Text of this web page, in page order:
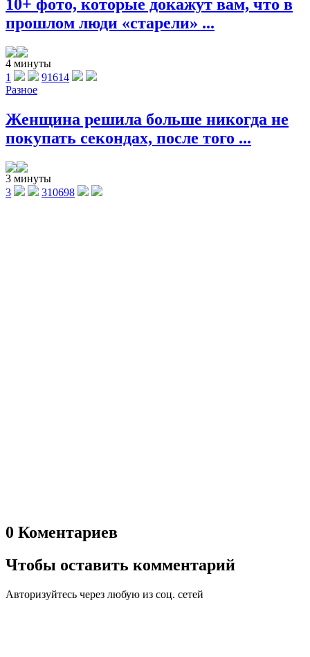
10+ фото, которые докажут вам, что в
прошлом люди «старели» ...
4 минуты
1
91614
Разное
Женщина решила больше никогда не
покупать секондах, после того ...
3 минуты
3
310698
0 Коментариев
Чтобы оставить комментарий
Авторизуйтесь через любую из соц. сетей